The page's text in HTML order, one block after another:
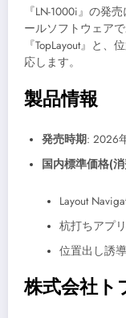
『LN-1000i』の発
ールソフトウェア
『TopLayout』と
応します。
製品情報
発売時期: 2026
国内標準価格(
Layout
杭打ちアプ
位置出し誘
株式会社ト